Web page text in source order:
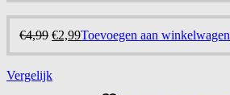
€4,99 Oorspronkelijke
€4,99.
€2,99Huidige
Toevoegen aan winkelwagen
Vergelijk